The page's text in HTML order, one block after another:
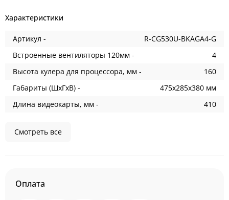
Характеристики
Артикул -
R-CG530U-BKAGA4-G
Встроенные вентиляторы 120мм -
4
Высота кулера для процессора, мм -
160
Габариты (ШхГхВ) -
475x285x380 мм
Длина видеокарты, мм -
410
Смотреть все
Оплата